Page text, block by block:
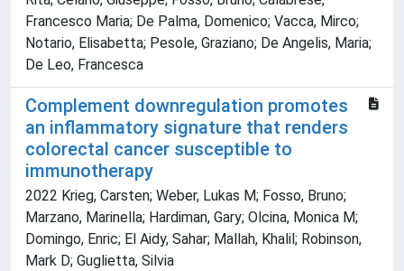
Francesco Maria; De Palma, Domenico; Vacca, Mirco;
Notario, Elisabetta; Pesole, Graziano; De Angelis, Maria;
De Leo, Francesca
Complement downregulation promotes
an inflammatory signature that renders
colorectal cancer susceptible to
immunotherapy
2022 Krieg, Carsten; Weber, Lukas M; Fosso, Bruno;
Marzano, Marinella; Hardiman, Gary; Olcina, Monica M;
Domingo, Enric; El Aidy, Sahar; Mallah, Khalil; Robinson,
Mark D; Guglietta, Silvia